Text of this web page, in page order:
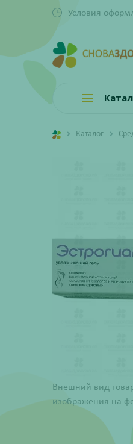
Условия
Каталог
Внешний вид
изображения на